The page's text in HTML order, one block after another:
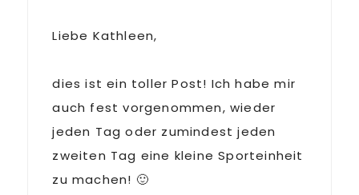
Liebe Kathleen,
dies ist ein toller Post! Ich habe mir
auch fest vorgenommen, wieder
jeden Tag oder zumindest jeden
zweiten Tag eine kleine Sporteinheit
zu machen! 🙂